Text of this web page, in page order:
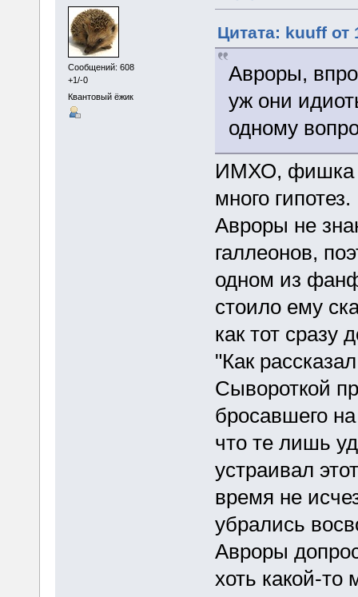
Сообщений: 608
+1/-0
Квантовый ёжик
Цитата: kuuff от
Авроры,
уж они
одному
ИМХО, фишка
много гипотез.
Авроры не
галлеонов,
одном из
стоило ему
как тот сразу
"Как
Сывороткой
бросавшего
что те лишь
устраивал
время не
убрались
Авроры
хоть какой-